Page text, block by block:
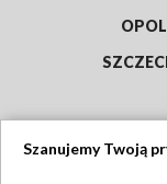
Szanujemy Twoją